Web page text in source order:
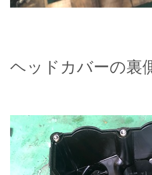
ヘッドカバーの裏